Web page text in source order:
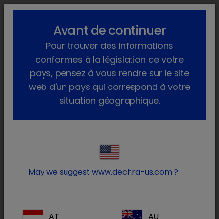
lock_outline search menu
L’hypothyroïdie chez le chien
L’hypothyroïdie chez le chien
L'hypothyroïdie est une maladie fréquente chez
le chien, dans laquelle trop peu d'hormones
thyroïde. Dans environ 95% des chiens adultes
souffrant d'hypothyroïdie une dégradation du
tissu de la glande thyroïde est à la base, dans
inconnue.
Avant de continuer
Pour trouver des informations
conformes à la législation de votre
pays, pensez à vous rendre sur le site
web d'un pays qui correspond à votre
situation géographique.
May we suggest www.dechra-us.com ?
AT AU